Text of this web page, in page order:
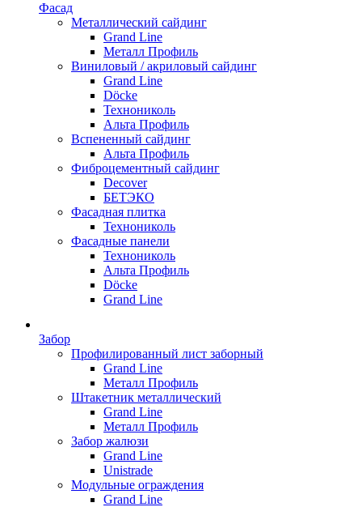
Фасад
Металлический сайдинг
Grand Line
Металл Профиль
Виниловый / акриловый сайдинг
Grand Line
Döсkе
Технониколь
Альта Профиль
Вспененный сайдинг
Альта Профиль
Фиброцементный сайдинг
Decover
БЕТЭКО
Фасадная плитка
Технониколь
Фасадные панели
Технониколь
Альта Профиль
Döсkе
Grand Line
Забор
Профилированный лист заборный
Grand Line
Металл Профиль
Штакетник металлический
Grand Line
Металл Профиль
Забор жалюзи
Grand Line
Unistrade
Модульные ограждения
Grand Line